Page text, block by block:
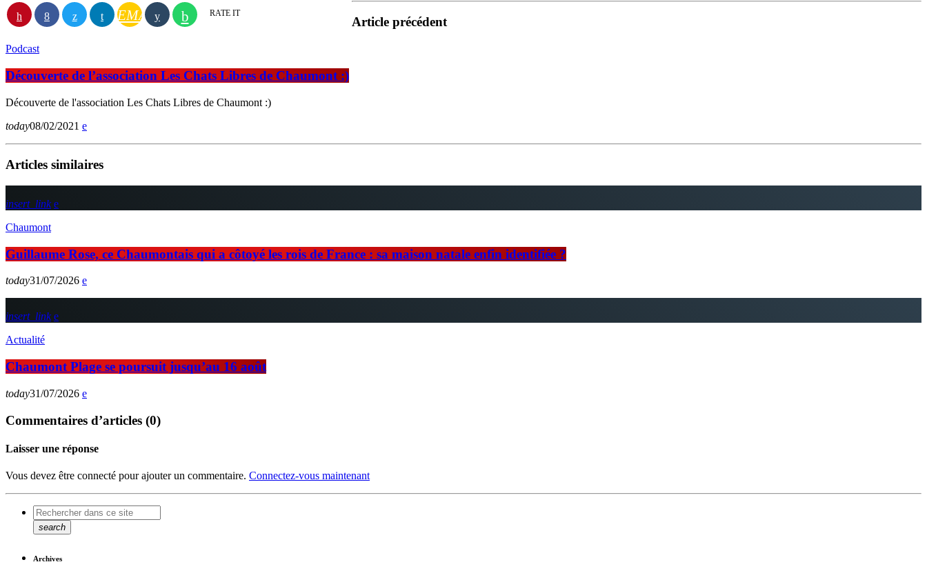
EMAIL RATE IT
Article précédent
Podcast
Découverte de l’association Les Chats Libres de Chaumont :)
Découverte de l'association Les Chats Libres de Chaumont :)
today08/02/2021
Articles similaires
insert_link
Chaumont
Guillaume Rose, ce Chaumontais qui a côtoyé les rois de France : sa maison natale enfin identifiée ?
today31/07/2026
insert_link
Actualité
Chaumont Plage se poursuit jusqu’au 16 août
today31/07/2026
Commentaires d’articles (0)
Laisser une réponse
Vous devez être connecté pour ajouter un commentaire. Connectez-vous maintenant
search
Archives